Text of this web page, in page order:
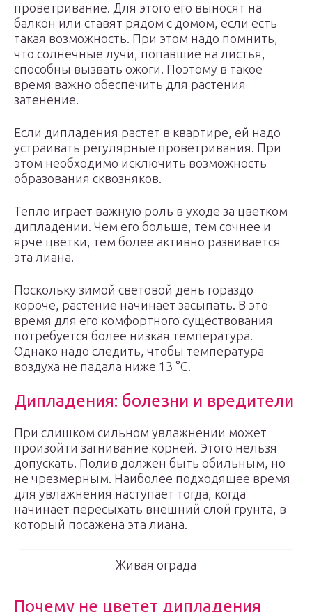
проветривание. Для этого его выносят на
балкон или ставят рядом с домом, если есть
такая возможность. При этом надо помнить,
что солнечные лучи, попавшие на листья,
способны вызвать ожоги. Поэтому в такое
время важно обеспечить для растения
затенение.
Если дипладения растет в квартире, ей надо
устраивать регулярные проветривания. При
этом необходимо исключить возможность
образования сквозняков.
Тепло играет важную роль в уходе за цветком
дипладении. Чем его больше, тем сочнее и
ярче цветки, тем более активно развивается
эта лиана.
Поскольку зимой световой день гораздо
короче, растение начинает засыпать. В это
время для его комфортного существования
потребуется более низкая температура.
Однако надо следить, чтобы температура
воздуха не падала ниже 13 °C.
Дипладения: болезни и вредители
При слишком сильном увлажнении может
произойти загнивание корней. Этого нельзя
допускать. Полив должен быть обильным, но
не чрезмерным. Наиболее подходящее время
для увлажнения наступает тогда, когда
начинает пересыхать внешний слой грунта, в
который посажена эта лиана.
Живая ограда
Почему не цветет дипладения